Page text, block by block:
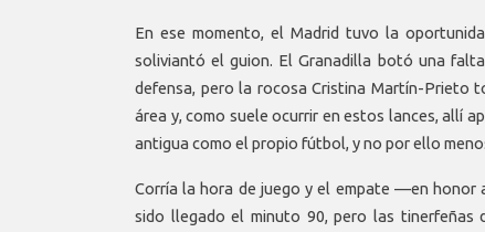
En ese momento, el Madrid tuvo la
soliviantó el guion. El Granadilla botó una
defensa, pero la rocosa Cristina Martín-Prieto
área y, como suele ocurrir en estos lances, allí
antigua como el propio fútbol, y no por ello
Corría la hora de juego y el empate —en honor
sido llegado el minuto 90, pero las tinerfeñas